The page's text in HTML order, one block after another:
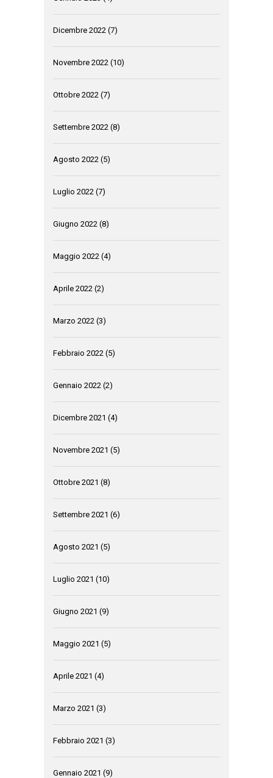
Dicembre 2022 (7)
Novembre 2022 (10)
Ottobre 2022 (7)
Settembre 2022 (8)
Agosto 2022 (5)
Luglio 2022 (7)
Giugno 2022 (8)
Maggio 2022 (4)
Aprile 2022 (2)
Marzo 2022 (3)
Febbraio 2022 (5)
Gennaio 2022 (2)
Dicembre 2021 (4)
Novembre 2021 (5)
Ottobre 2021 (8)
Settembre 2021 (6)
Agosto 2021 (5)
Luglio 2021 (10)
Giugno 2021 (9)
Maggio 2021 (5)
Aprile 2021 (4)
Marzo 2021 (3)
Febbraio 2021 (3)
Gennaio 2021 (9)